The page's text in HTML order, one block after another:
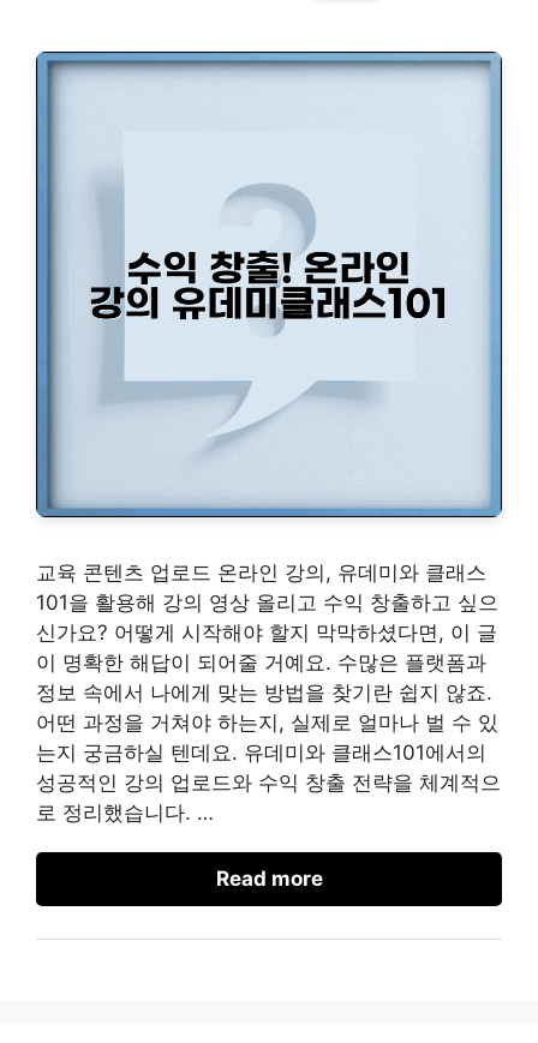
교육 콘텐츠 업로드 온라인 강의, 유데미와 클래스
101을 활용해 강의 영상 올리고 수익 창출하고 싶으
신가요? 어떻게 시작해야 할지 막막하셨다면, 이 글
이 명확한 해답이 되어줄 거예요. 수많은 플랫폼과
정보 속에서 나에게 맞는 방법을 찾기란 쉽지 않죠.
어떤 과정을 거쳐야 하는지, 실제로 얼마나 벌 수 있
는지 궁금하실 텐데요. 유데미와 클래스101에서의
성공적인 강의 업로드와 수익 창출 전략을 체계적으
로 정리했습니다. …
Read more